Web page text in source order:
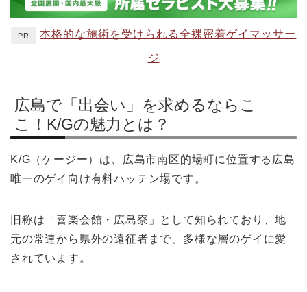
PR 本格的な施術を受けられる全裸密着ゲイマッサー
ジ
広島で「出会い」を求めるならこ
こ！K/Gの魅力とは？
K/G（ケージー）は、広島市南区的場町に位置する広島
唯一のゲイ向け有料ハッテン場です。
旧称は「喜楽会館・広島寮」として知られており、地
元の常連から県外の遠征者まで、多様な層のゲイに愛
されています。